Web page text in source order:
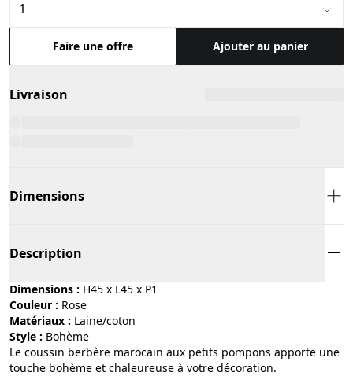
Faire une offre Ajouter au panier
Livraison
Dimensions
Description
Dimensions : H45 x L45 x P1
Couleur :
rose
Matériaux :
laine/coton
Style :
bohème
Le coussin berbère marocain aux petits pompons apporte une
touche bohème et chaleureuse à votre décoration.